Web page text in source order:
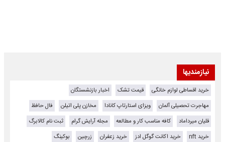
نیازمندیها
خرید اقساطی لوازم خانگی قیمت تشک
اخبار بازنشستگان
مهاجرت تحصیلی آلمان
ویزای استارتاپ کانادا مخازن پلی اتیلن
فال حافظ
قلیان میرداماد
کافه مناسب کار و مطالعه مجله آرایش گرام
ثبت نام کالابرگ
خرید nft
خرید اکانت گوگل ادز خرید زعفران زرچین
بوکینگ